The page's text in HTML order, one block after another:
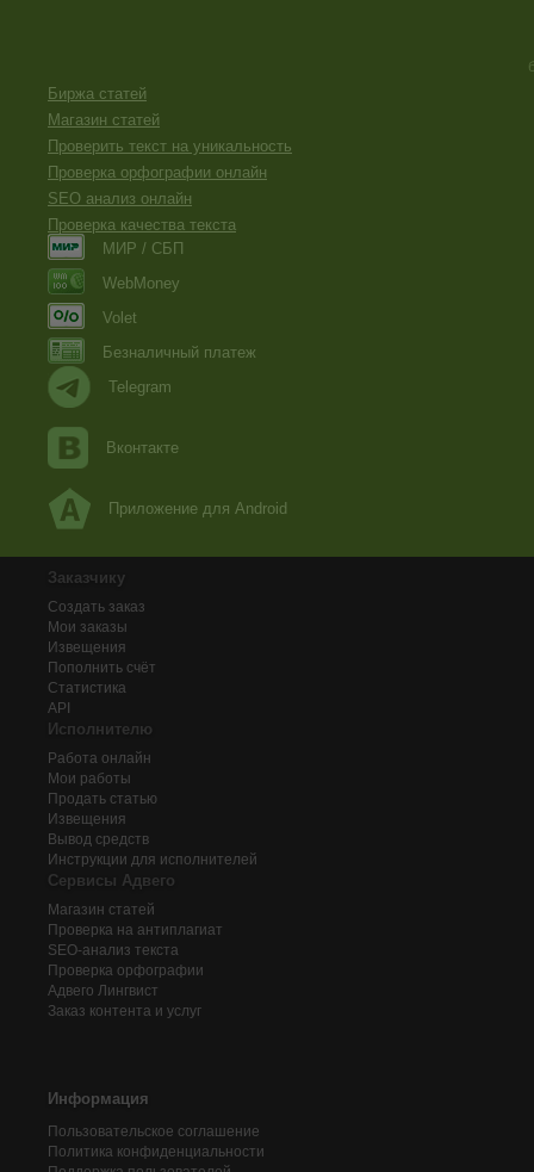
Биржа статей
Магазин статей
Проверить текст на уникальность
Проверка орфографии онлайн
SEO анализ онлайн
Проверка качества текста
МИР / СБП
WebMoney
Volet
Безналичный платеж
Telegram
Вконтакте
Приложение для Android
Заказчику
Создать заказ
Мои заказы
Извещения
Пополнить счёт
Статистика
API
Исполнителю
Работа онлайн
Мои работы
Продать статью
Извещения
Вывод средств
Инструкции для исполнителей
Сервисы Адвего
Магазин статей
Проверка на антиплагиат
SEO-анализ текста
Проверка орфографии
Адвего Лингвист
Заказ контента и услуг
Информация
Пользовательское соглашение
Политика конфиденциальности